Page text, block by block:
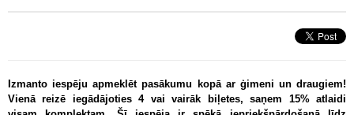
Izmanto iespēju apmeklēt pasākumu kopā ar ģimeni un draugiem!
Vienā reizē iegādājoties 4 vai vairāk biļetes, saņem 15% atlaidi